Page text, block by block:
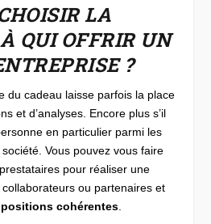
LA
QUI OFFRIR UN
?
du cadeau laisse parfois la place
et d’analyses. Encore plus s’il
en particulier parmi les
Vous pouvez vous faire
pour réaliser une
ou partenaires et
cohérentes